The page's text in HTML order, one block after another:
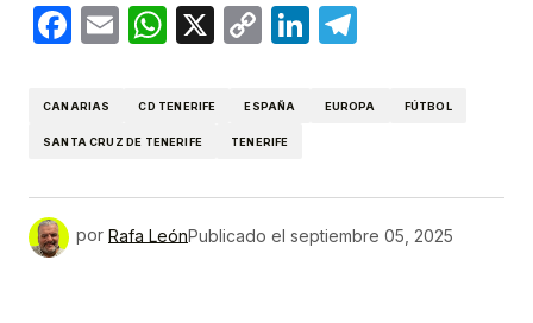
Facebook
EmailWhatsApp
X
CopyLinkedIn
CANARIAS CD TENERIFE ESPAÑA EUROPA FÚTBOL
SANTA CRUZ DE TENERIFE TENERIFE
por Rafa LeónPublicado el septiembre 05, 2025